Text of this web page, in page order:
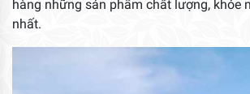
hàng những sản phẩm chất lượng, khỏe
nhất.